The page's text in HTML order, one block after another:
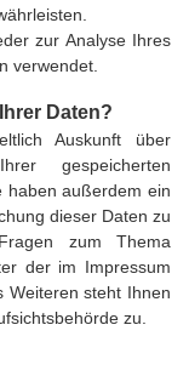
zur Analyse Ihres
verwendet.
Daten?
Auskunft über
gespeicherten
haben außerdem ein
dieser Daten zu
zum Thema
der im Impressum
Weiteren steht Ihnen
zu.